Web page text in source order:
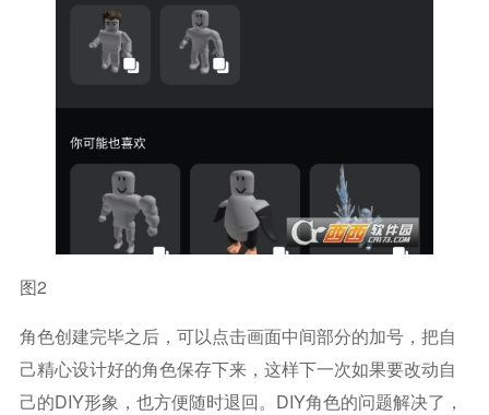
图2
角色创建完毕之后，可以点击画面中间部分的加号，把自
己精心设计好的角色保存下来，这样下一次如果要改动自
己的DIY形象，也方便随时退回。DIY角色的问题解决了，